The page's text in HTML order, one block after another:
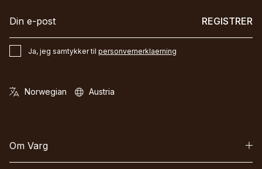
REGISTRER
Ja, jeg samtykker til personvernerklaerning
Om Varg